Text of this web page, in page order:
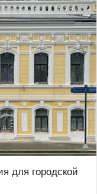
для городской